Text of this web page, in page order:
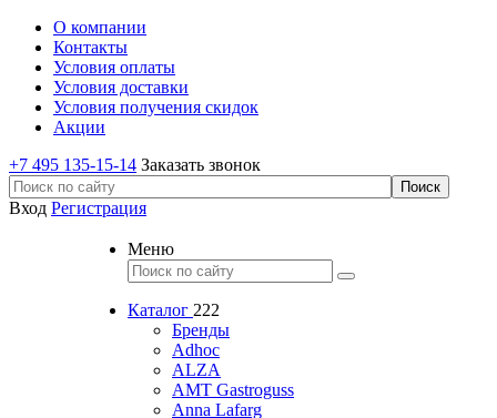
О компании
Контакты
Условия оплаты
Условия доставки
Условия получения скидок
Акции
+7 495 135-15-14 Заказать звонок
Вход Регистрация
Меню
Каталог 222
Бренды
Adhoc
ALZA
AMT Gastroguss
Anna Lafarg